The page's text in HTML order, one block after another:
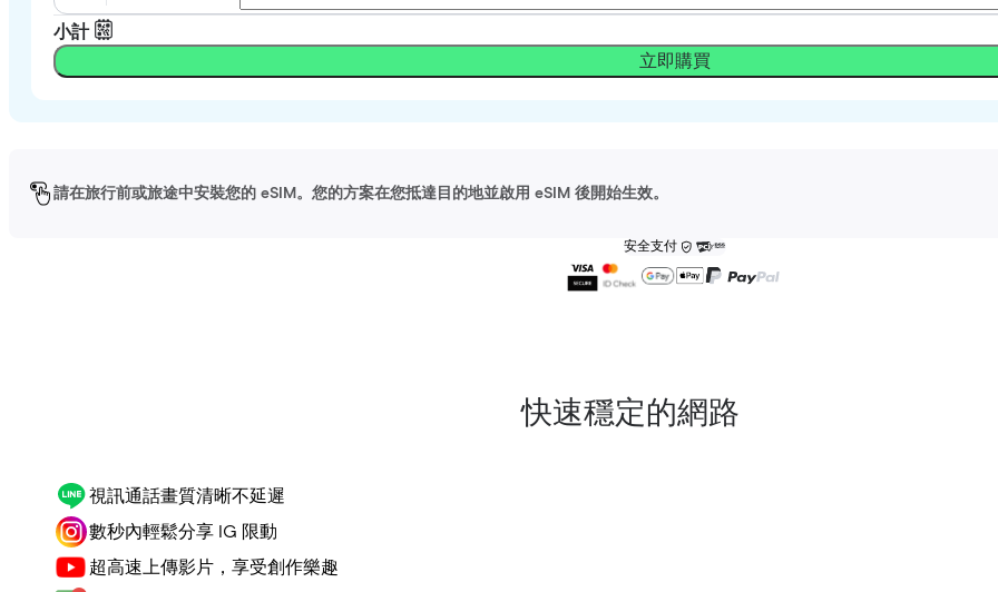
小計
立即購買
請在旅行前或旅途中安裝您的 eSIM。您的方案在您抵達目的地並啟用 eSIM 後開始生效。
安全支付
快速穩定的網路
視訊通話畫質清晰不延遲
數秒內輕鬆分享 IG 限動
超高速上傳影片，享受創作樂趣